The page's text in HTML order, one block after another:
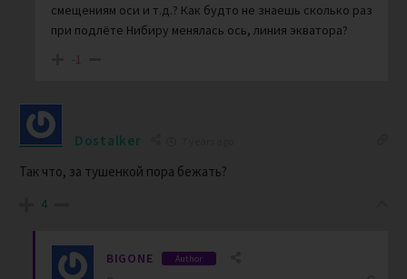
смещениям оси и т.д.? Как будто не знаешь сколько раз
при подлёте Нибиру менялась ось, линия экватора?
-1
Dostalker
Так что, за тушенкой пора бежать?
4
BIGONE Author